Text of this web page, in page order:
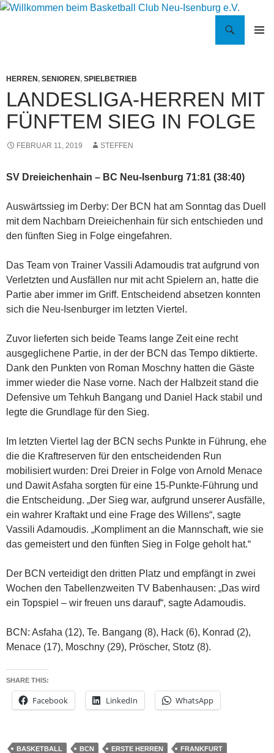
Willkommen beim Basketball Club Neu-Isenburg e.V.
HERREN, SENIOREN, SPIELBETRIEB
LANDESLIGA-HERREN MIT
FÜNFTEM SIEG IN FOLGE
FEBRUAR 11, 2019 STEFFEN
SV Dreieichenhain – BC Neu-Isenburg 71:81 (38:40)
Auswärtssieg im Derby: Der BCN hat am Sonntag das Duell
mit dem Nachbarn Dreieichenhain für sich entschieden und
den fünften Sieg in Folge eingefahren.
Das Team von Trainer Vassili Adamoudis trat aufgrund von
Verletzten und Ausfällen nur mit acht Spielern an, hatte die
Partie aber immer im Griff. Entscheidend absetzen konnten
sich die Neu-Isenburger im letzten Viertel.
Zuvor lieferten sich beide Teams lange Zeit eine recht
ausgeglichene Partie, in der der BCN das Tempo diktierte.
Dank den Punkten von Roman Moschny hatten die Gäste
immer wieder die Nase vorne. Nach der Halbzeit stand die
Defensive um Tehkuh Bangang und Daniel Hack stabil und
legte die Grundlage für den Sieg.
Im letzten Viertel lag der BCN sechs Punkte in Führung, ehe
die die Kraftreserven für den entscheidenden Run
mobilisiert wurden: Drei Dreier in Folge von Arnold Menace
und Dawit Asfaha sorgten für eine 15-Punkte-Führung und
die Entscheidung. „Der Sieg war, aufgrund unserer Ausfälle,
ein wahrer Kraftakt und eine Frage des Willens“, sagte
Vassili Adamoudis. „Kompliment an die Mannschaft, wie sie
das gemeistert und den fünften Sieg in Folge geholt hat.“
Der BCN verteidigt den dritten Platz und empfängt in zwei
Wochen den Tabellenzweiten TV Babenhausen: „Das wird
ein Topspiel – wir freuen uns darauf“, sagte Adamoudis.
BCN: Asfaha (12), Te. Bangang (8), Hack (6), Konrad (2),
Menace (17), Moschny (29), Pröscher, Stotz (8).
SHARE THIS:
Facebook LinkedIn WhatsApp
BASKETBALL BCN ERSTE HERREN
FRANKFURT